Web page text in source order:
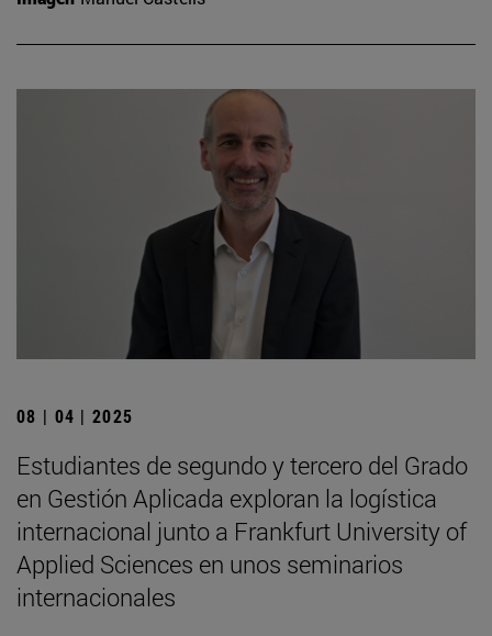
08 | 04 | 2025
Estudiantes de segundo y tercero del Grado
en Gestión Aplicada exploran la logística
internacional junto a Frankfurt University of
Applied Sciences en unos seminarios
internacionales